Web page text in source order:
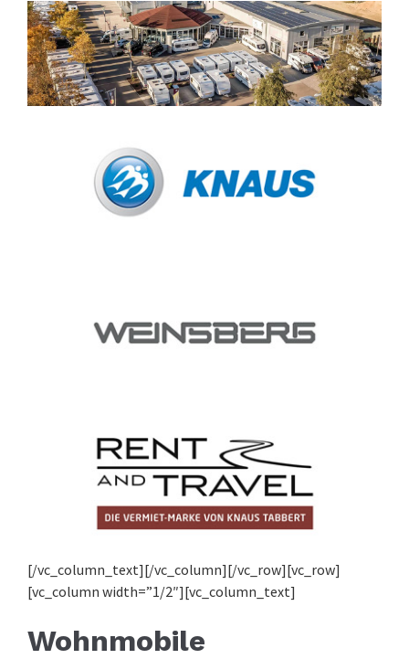
[/vc_column_text][/vc_column][/vc_row][vc_row]
[vc_column width=”1/2″][vc_column_text]
Wohnmobile